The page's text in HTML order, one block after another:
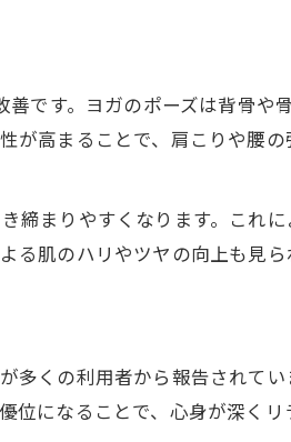
です。ヨガのポーズは背骨や
高まることで、肩こりや腰
まりやすくなります。これ
肌のハリやツヤの向上も見ら
くの利用者から報告されて
になることで、心身が深くリ